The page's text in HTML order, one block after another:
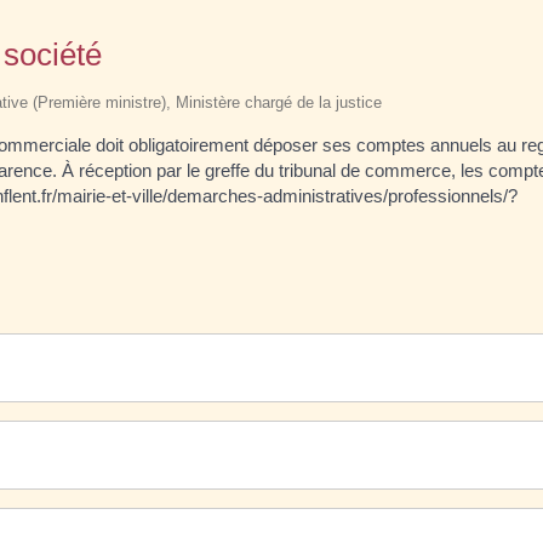
(Première ministre), Ministère chargé de la justice
doit obligatoirement déposer ses comptes annuels au
À réception par le greffe du tribunal de commerce, les
mairie-et-ville/demarches-administratives/professionnels/?